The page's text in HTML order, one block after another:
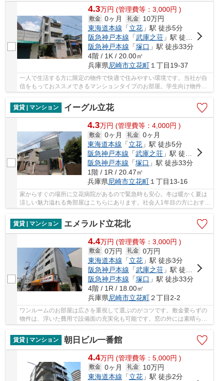
4.3万円 (管理費等：3,000円 )
敷金 0ヶ月 礼金
10万円
東海道本線 「立花」駅 徒歩5分
阪急神戸本線 「武庫之荘」駅 徒歩26分
阪急神戸本線 「塚口 」駅 徒歩33分
4階 / 1K / 20.00㎡
兵庫県尼崎市立花町１丁目19-37
一人で生活する方に限定の物件で快適で住みやすい環境です。当社が自
信をもっておススメできるマンションタイプのお部屋。学生向け物件は
賃貸 | マンション
イーグル立花
4.3万円 (管理費等：4,000円 )
敷金 0ヶ月 礼金 0ヶ月
東海道本線 「立花 」駅 徒歩5分
阪急神戸本線 「武庫之荘 」駅 徒歩26分
阪急神戸本線 「塚口 」駅 徒歩33分
1階 / 1R / 20.47㎡
兵庫県尼崎市立花町 １丁目13-16
家からすぐの場所に立花病院があるので緊急時も安心。冬は暖かく夏は
涼しい魅力溢れる角部屋はこちらにあります。社会人1年目の方におすす
賃貸 | マンション
エメラルド立花北
4.4万円 (管理費等：3,000円 )
敷金 0万円 礼金 0万円
東海道本線 「立花」駅 徒歩3分
阪急神戸本線 「武庫之荘」駅 徒歩20分
阪急神戸本線 「塚口 」駅 徒歩33分
4階 / 1R / 18.00㎡
兵庫県尼崎市立花町２丁目2-2
ワンルームのお部屋は広さを重視して選ぶのがコツです。敷金要らずの
物件は、浮いた費用で設備面の充実化も可能です。窓の外には素晴らし
賃貸 | マンション
朝日ビル一番館
4.4万円 (管理費等：5,000円 )
敷金 0ヶ月 礼金
10万円
東海道本線 「立花」駅 徒歩2分